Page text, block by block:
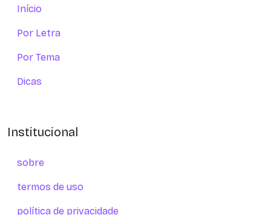
Início
Por Letra
Por Tema
Dicas
Institucional
sobre
termos de uso
política de privacidade